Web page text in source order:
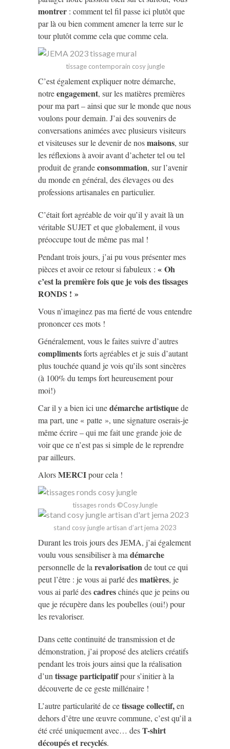
montrer : comment tel fil passe ici plutôt que
par là ou bien comment amener la terre sur le
tour plutôt comme cela que comme cela.
tissage contemporain cosy jungle
C’est également expliquer notre démarche,
notreengagement, sur les matières premières
pour ma part – ainsi que sur le monde que nous
voulons pour demain. J’ai des souvenirs de
conversations animées avec plusieurs visiteurs
et visiteuses sur le devenir de nosmaisons, sur
les réflexions à avoir avant d’acheter tel ou tel
produit de grandeconsommation, sur l’avenir
du monde en général, des élevages ou des
professions artisanales en particulier.
C’était fort agréable de voir qu’il y avait là un
véritable SUJET et que globalement, il vous
préoccupe tout de même pas mal !
Pendant trois jours, j’ai pu vous présenter mes
pièces et avoir ce retour si fabuleux : « Oh
c’est la première fois que je vois des tissages
RONDS ! »
Vous n’imaginez pas ma fierté de vous entendre
prononcer ces mots !
Généralement, vous le faites suivre d’autres
complimentsforts agréables et je suis d’autant
plus touchée quand je vois qu’ils sont sincères
(à 100% du temps fort heureusement pour
moi!)
Car il y a bien ici unedémarche artistiquede
ma part, une « patte », une signature oserais-je
même écrire – qui me fait une grande joie de
voir que ce n’est pas si simple de le reprendre
par ailleurs.
AlorsMERCIpour cela !
tissages ronds ©CosyJungle
stand cosy jungle artisan d’art jema 2023
Durant les trois jours des JEMA, j’ai également
voulu vous sensibiliser à ma démarche
personnelle de la revalorisationde tout ce qui
peut l’être : je vous ai parlé desmatières, je
vous ai parlé descadreschinés que je peins ou
que je récupère dans les poubelles (oui!) pour
les revaloriser.
Dans cette continuité de transmission et de
démonstration, j’ai proposé des ateliers créatifs
pendant les trois jours ainsi que la réalisation
d’un tissage participatifpour s’initier à la
découverte de ce geste millénaire !
L’autre particularité de cetissage collectif,en
dehors d’être une œuvre commune, c’est qu’il a
été créé uniquement avec… desT-shirt
découpés et recyclés.